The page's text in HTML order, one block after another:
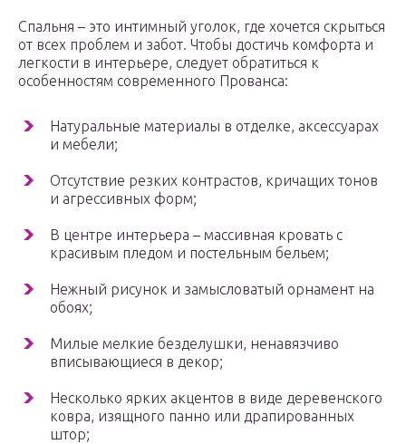
Спальня – это интимный уголок, где хочется скрыться
от всех проблем и забот. Чтобы достичь комфорта и
легкости в интерьере, следует обратиться к
особенностям современного Прованса:
Натуральные материалы в отделке, аксессуарах
и мебели;
Отсутствие резких контрастов, кричащих тонов
и агрессивных форм;
В центре интерьера – массивная кровать с
красивым пледом и постельным бельем;
Нежный рисунок и замысловатый орнамент на
обоях;
Милые мелкие безделушки, ненавязчиво
вписывающиеся в декор;
Несколько ярких акцентов в виде деревенского
ковра, изящного панно или драпированных
штор;